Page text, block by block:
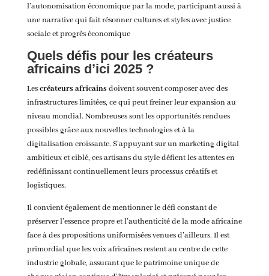
l’autonomisation économique par la mode, participant aussi à
une narrative qui fait résonner cultures et styles avec justice
sociale et progrès économique
Quels défis pour les créateurs
africains d’ici 2025 ?
Lescréateurs africainsdoivent souvent composer avec des
infrastructures limitées, ce qui peut freiner leur expansion au
niveau mondial. Nombreuses sont les opportunités rendues
possibles grâce aux nouvelles technologies et à la
digitalisation croissante. S’appuyant sur un marketing digital
ambitieux et ciblé, ces artisans du style défient les attentes en
redéfinissant continuellement leurs processus créatifs et
logistiques.
Il convient également de mentionner le défi constant de
préserver l’essence propre et l’authenticité de la mode africaine
face à des propositions uniformisées venues d’ailleurs. Il est
primordial que les voix africaines restent au centre de cette
industrie globale, assurant que le patrimoine unique de